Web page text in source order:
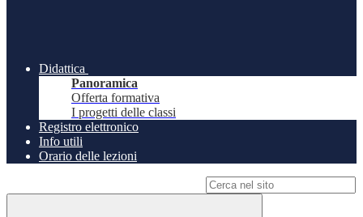
Didattica
Panoramica
Offerta formativa
I progetti delle classi
Registro elettronico
Info utili
Orario delle lezioni